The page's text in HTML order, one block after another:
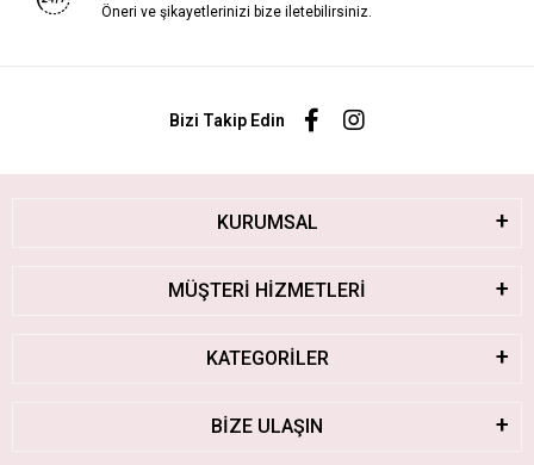
Öneri ve şikayetlerinizi bize iletebilirsiniz.
Bizi Takip Edin
KURUMSAL
MÜŞTERİ HİZMETLERİ
KATEGORİLER
BİZE ULAŞIN